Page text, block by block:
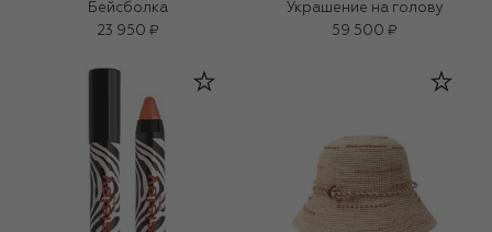
Бейсболка
23 950 ₽
Украшение на голову
59 500 ₽